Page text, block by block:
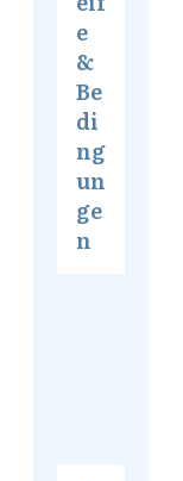
e
&
Be
di
ng
un
ge
n